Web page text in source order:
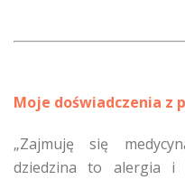
Moje doświadczenia z
„Zajmuję się
dziedzina to alergia